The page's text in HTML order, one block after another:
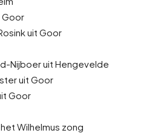
Goor
uit Goor
Nijboer uit Hengevelde
uit Goor
Goor
Wilhelmus zong